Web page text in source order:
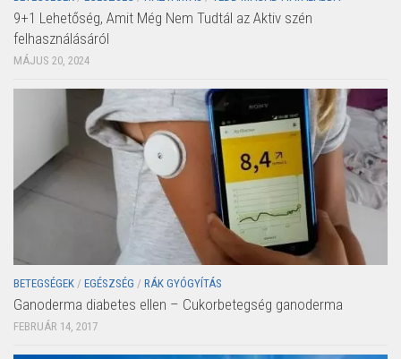
9+1 Lehetőség, Amit Még Nem Tudtál az Aktiv szén
felhasználásáról
MÁJUS 20, 2024
BETEGSÉGEK / EGÉSZSÉG / RÁK GYÓGYÍTÁS
Ganoderma diabetes ellen – Cukorbetegség ganoderma
FEBRUÁR 14, 2017